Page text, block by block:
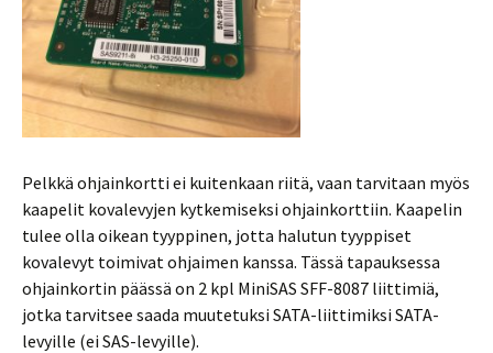
Pelkkä ohjainkortti ei kuitenkaan riitä, vaan tarvitaan myös
kaapelit kovalevyjen kytkemiseksi ohjainkorttiin. Kaapelin
tulee olla oikean tyyppinen, jotta halutun tyyppiset
kovalevyt toimivat ohjaimen kanssa. Tässä tapauksessa
ohjainkortin päässä on 2 kpl MiniSAS SFF-8087 liittimiä,
jotka tarvitsee saada muutetuksi SATA-liittimiksi SATA-
levyille (ei SAS-levyille).